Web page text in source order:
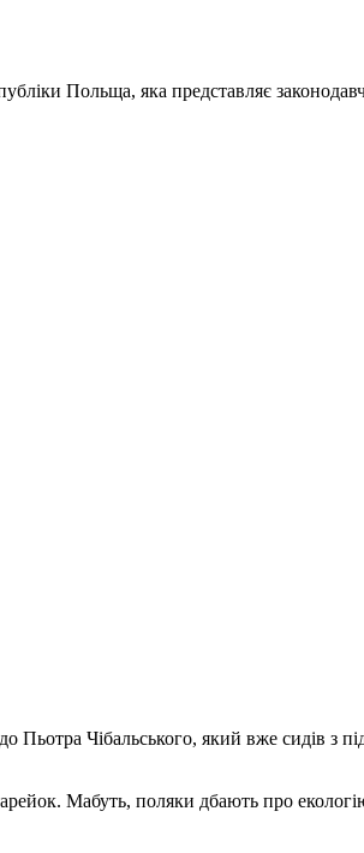
Польща, яка представляє
Пьотра Чібальського, який вже сидів з
Мабуть, поляки дбають про